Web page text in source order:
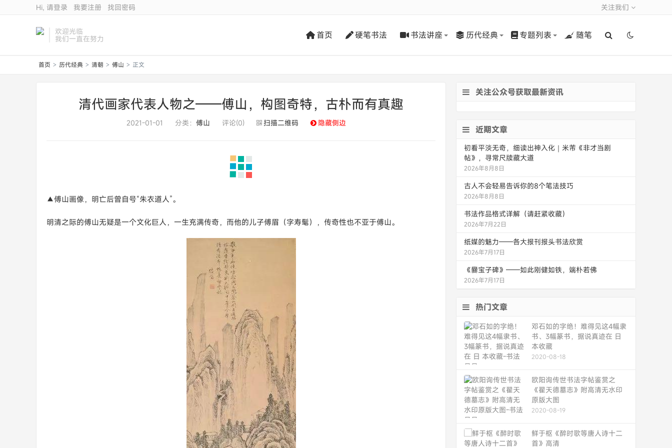
关注我们
Hi, 请登录 我要注册 找回密码
欢迎光临
我们一直在努力 首页 硬笔书法 书法讲座 历代经典 专题列表 随笔
首页 > 历代经典 > 清朝 > 傅山 > 正文
清代画家代表人物之——傅山，构图奇特，古朴而有真趣
2021-01-01 分类： 傅山 评论(0) 扫描二维码 隐藏侧边
▲傅山画像，明亡后曾自号“朱衣道人”。
明清之际的傅山无疑是一个文化巨人，一生充满传奇，而他的儿子傅眉（字寿髦），传奇性也不亚于傅山。
关注公众号获取最新资讯
近期文章
初看平淡无奇，细读出神入化｜米芾《非才当剧
帖》，寻常尺牍藏大道
2026年8月8日
古人不会轻易告诉你的8个笔法技巧
2026年8月8日
书法作品格式详解（请赶紧收藏）
2026年7月22日
纸媒的魅力——各大报刊报头书法欣赏
2026年7月17日
《爨宝子碑》——如此刚健如铁，端朴若佛
2026年7月17日
热门文章
邓石如的字绝！难得见这4幅隶
书、3幅篆书，据说真迹在 日
本收藏
2020-08-18
欧阳询传世书法字帖鉴赏之
《翟天德墓志》附高清无水印
原版大图
2020-08-19
鲜于枢《醉时歌等唐人诗十二
首》高清